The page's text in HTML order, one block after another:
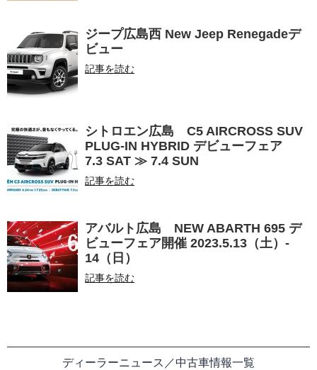
ジープ広島西 New Jeep Renegadeデ
ビュー
記事を読む
シトロエン広島 C5 AIRCROSS SUV
PLUG-IN HYBRID デビューフェア
7.3 SAT ≫ 7.4 SUN
記事を読む
アバルト広島 NEW ABARTH 695 デ
ビューフェア開催 2023.5.13（土）-
14（日）
記事を読む
ディーラーニュース／中古車情報一覧